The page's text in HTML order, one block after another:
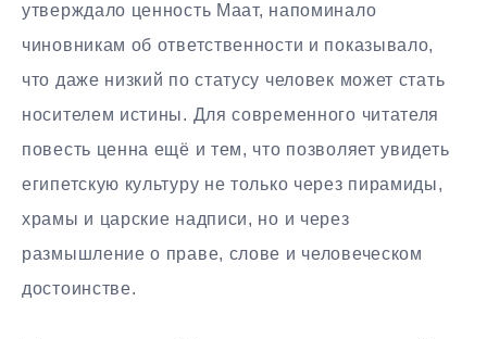
утверждало ценность Маат, напоминало
чиновникам об ответственности и показывало,
что даже низкий по статусу человек может стать
носителем истины. Для современного читателя
повесть ценна ещё и тем, что позволяет увидеть
египетскую культуру не только через пирамиды,
храмы и царские надписи, но и через
размышление о праве, слове и человеческом
достоинстве.